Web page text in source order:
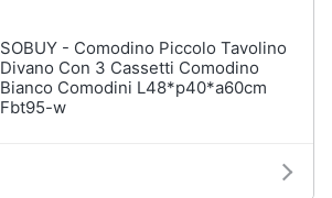
SOBUY - Comodino Piccolo Tavolino
Divano Con 3 Cassetti Comodino
Bianco Comodini L48*p40*a60cm
Fbt95-w